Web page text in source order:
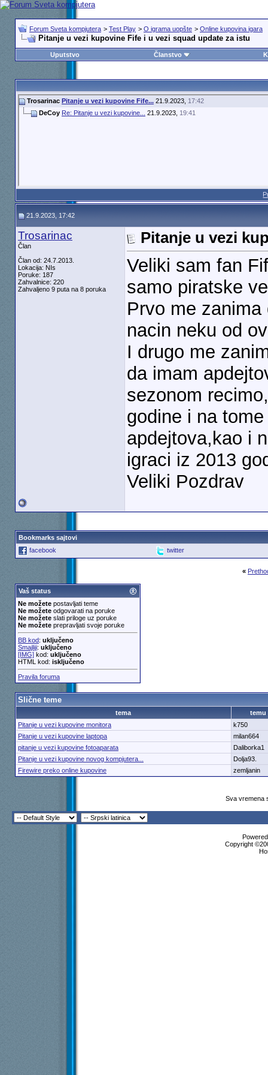
Forum Sveta kompjutera > Test Play > O igrama uopšte > Online kupovina igara
Pitanje u vezi kupovine Fife i u vezi squad update za istu
Uputstvo Članstvo
Trosarinac Pitanje u vezi kupovine Fife...21.9.2023, 17:42
DeCoy Re: Pitanje u vezi kupovine... 21.9.2023, 19:41
21.9.2023, 17:42
Trosarinac
Član
Član od: 24.7.2013.
Lokacija: NIs
Poruke: 187
Zahvalnice: 220
Zahvaljeno 9 puta na 8 poruka
Pitanje u vezi
Veliki sam fan
samo piratske
Prvo me
nacin neku od
I drugo me
da imam
sezonom
godine i na
apdejtova,kao i
igraci iz 2013
Veliki Pozdrav
Bookmarks sajtovi
facebook
twitter
«
Vaš status
Ne možetepostavljati teme
Ne možeteodgovarati na poruke
Ne možeteslati priloge uz poruke
Ne možeteprepravljati svoje poruke
BB kod: uključeno
Smajliji: uključeno
[IMG]kod: uključeno
HTML kod: isključeno
Pravila foruma
Slične teme
tema
temu
Pitanje u vezi kupovine monitora
k750
Pitanje u vezi kupovine laptopa
milan664
pitanje u vezi kupovine fotoaparata
Daliborka1
Pitanje u vezi kupovine novog kompjutera...
Dolja93.
Firewire preko online kupovine
zemljanin
Sva vremena
Copyright